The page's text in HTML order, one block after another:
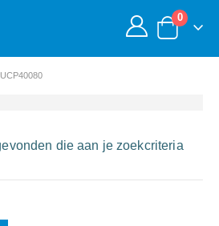
0
die aan je zoekcriteria